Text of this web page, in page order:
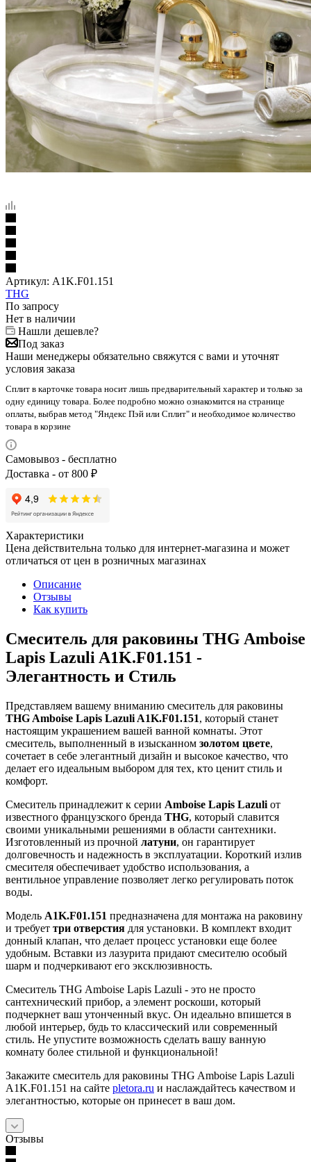
Артикул: A1K.F01.151
THG
По запросу
Нет в наличии
Нашли дешевле?
Под заказ
Наши менеджеры обязательно свяжутся с вами и уточнят
условия заказа
Сплит в карточке товара носит лишь предварительный характер и только за
одну единицу товара. Более подробно можно ознакомится на странице
оплаты, выбрав метод "Яндекс Пэй или Сплит" и необходимое количество
товара в корзине
Самовывоз - бесплатно
Доставка - от 800 ₽
Характеристики
Цена действительна только для интернет-магазина и может
отличаться от цен в розничных магазинах
Описание
Отзывы
Как купить
Смеситель для раковины THG Amboise
Lapis Lazuli A1K.F01.151 -
Элегантность и Стиль
Представляем вашему вниманию смеситель для раковины
THG Amboise Lapis Lazuli A1K.F01.151, который станет
настоящим украшением вашей ванной комнаты. Этот
смеситель, выполненный в изысканном золотом цвете,
сочетает в себе элегантный дизайн и высокое качество, что
делает его идеальным выбором для тех, кто ценит стиль и
комфорт.
Смеситель принадлежит к серии Amboise Lapis Lazuli от
известного французского бренда THG, который славится
своими уникальными решениями в области сантехники.
Изготовленный из прочной латуни, он гарантирует
долговечность и надежность в эксплуатации. Короткий излив
смесителя обеспечивает удобство использования, а
вентильное управление позволяет легко регулировать поток
воды.
Модель A1K.F01.151 предназначена для монтажа на раковину
и требует три отверстия для установки. В комплект входит
донный клапан, что делает процесс установки еще более
удобным. Вставки из лазурита придают смесителю особый
шарм и подчеркивают его эксклюзивность.
Смеситель THG Amboise Lapis Lazuli - это не просто
сантехнический прибор, а элемент роскоши, который
подчеркнет ваш утонченный вкус. Он идеально впишется в
любой интерьер, будь то классический или современный
стиль. Не упустите возможность сделать вашу ванную
комнату более стильной и функциональной!
Закажите смеситель для раковины THG Amboise Lapis Lazuli
A1K.F01.151 на сайте pletora.ru и наслаждайтесь качеством и
элегантностью, которые он принесет в ваш дом.
Отзывы